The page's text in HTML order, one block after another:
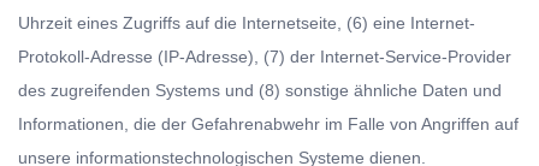
Uhrzeit eines Zugriffs auf die Internetseite, (6) eine Internet-
Protokoll-Adresse (IP-Adresse), (7) der Internet-Service-Provider
des zugreifenden Systems und (8) sonstige ähnliche Daten und
Informationen, die der Gefahrenabwehr im Falle von Angriffen auf
unsere informationstechnologischen Systeme dienen.